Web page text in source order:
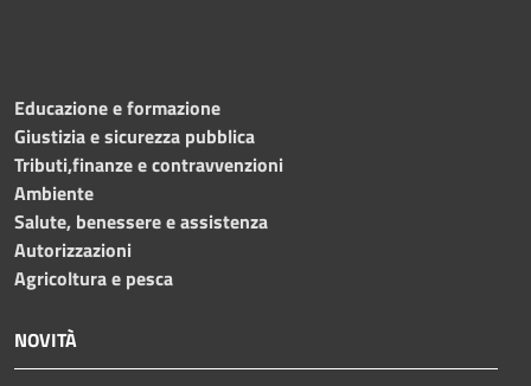
Educazione e formazione
Giustizia e sicurezza pubblica
Tributi,finanze e contravvenzioni
Ambiente
Salute, benessere e assistenza
Autorizzazioni
Agricoltura e pesca
NOVITÀ